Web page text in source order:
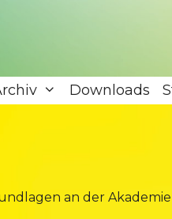
Downloads
an der